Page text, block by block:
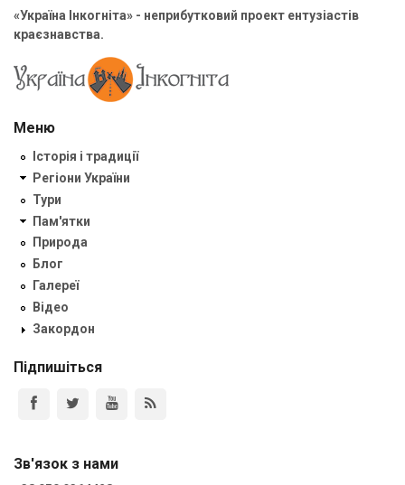
«Україна Інкогніта» - неприбутковий проект ентузіастів
краєзнавства.
Меню
Історія і традиції
Регіони України
Тури
Пам'ятки
Природа
Блог
Галереї
Відео
Закордон
Підпишіться
Зв'язок з нами